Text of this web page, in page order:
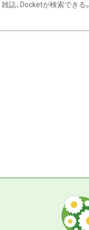
雑誌、Docketが検索できる。